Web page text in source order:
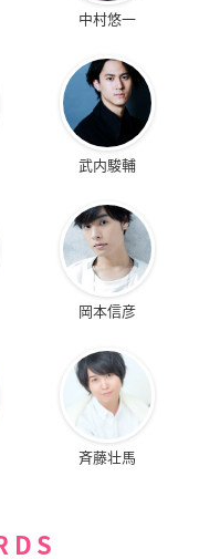
中村悠一
武内駿輔
岡本信彦
斉藤壮馬